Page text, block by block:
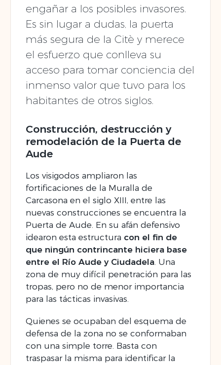
engañar a los posibles invasores.
Es sin lugar a dudas, la puerta
más segura de la Citè y merece
el esfuerzo que conlleva su
acceso para tomar conciencia del
inmenso valor que tuvo para los
habitantes de otros siglos.
Construcción, destrucción y
remodelación de la Puerta de
Aude
Los visigodos ampliaron las
fortificaciones de la Muralla de
Carcasona en el siglo XIII, entre las
nuevas construcciones se encuentra la
Puerta de Aude. En su afán defensivo
idearon esta estructura con el fin de
que ningún contrincante hiciera base
entre el Río Aude y Ciudadela. Una
zona de muy difícil penetración para las
tropas, pero no de menor importancia
para las tácticas invasivas.
Quienes se ocupaban del esquema de
defensa de la zona no se conformaban
con una simple torre. Basta con
traspasar la misma para identificar la